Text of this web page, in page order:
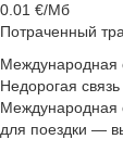
0.01 €/Мб
Потраченный
Международная
Недорогая связь
Международная
для поездки —